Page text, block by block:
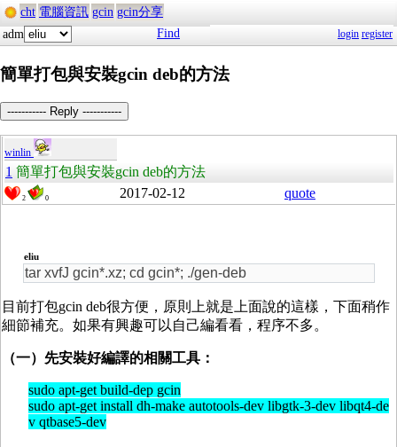
cht 電腦資訊 gcin gcin分享
adm
Find login register
簡單打包與安裝gcin deb的方法
----------- Reply -----------
winlin
1 簡單打包與安裝gcin deb的方法
2 0 2017-02-12 quote
eliu
tar xvfJ gcin*.xz; cd gcin*; ./gen-deb
目前打包gcin deb很方便，原則上就是上面說的這樣，下面稍作
細節補充。如果有興趣可以自己編看看，程序不多。
（一）先安裝好編譯的相關工具：
sudo apt-get build-dep gcin
sudo apt-get install dh-make autotools-dev libgtk-3-dev libqt4-de
v qtbase5-dev